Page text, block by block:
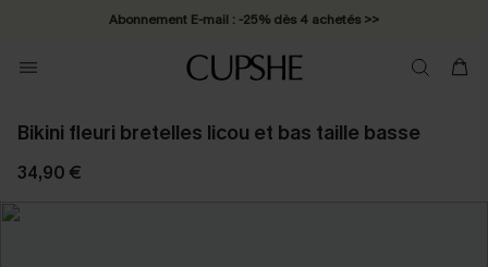
Abonnement E-mail : -25% dès 4 achetés >>
Bikini fleuri bretelles licou et bas taille basse
34,90 €